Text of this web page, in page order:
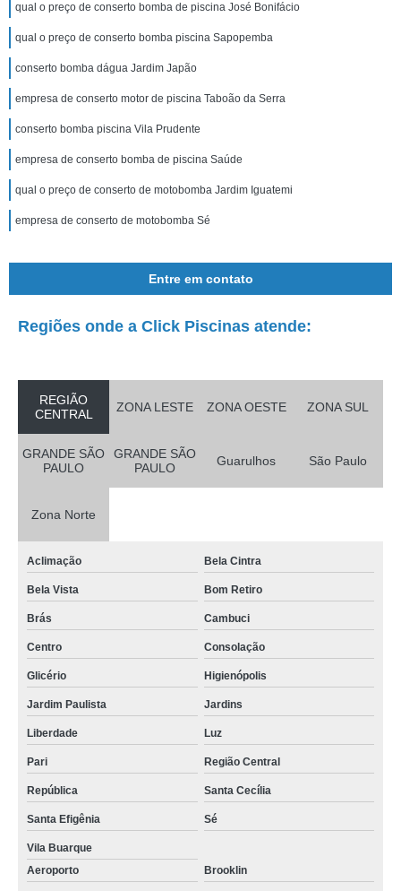
qual o preço de conserto bomba de piscina José Bonifácio
qual o preço de conserto bomba piscina Sapopemba
conserto bomba dágua Jardim Japão
empresa de conserto motor de piscina Taboão da Serra
conserto bomba piscina Vila Prudente
empresa de conserto bomba de piscina Saúde
qual o preço de conserto de motobomba Jardim Iguatemi
empresa de conserto de motobomba Sé
Entre em contato
Regiões onde a Click Piscinas atende:
REGIÃO
CENTRAL
ZONA LESTE ZONA OESTE ZONA SUL
GRANDE SÃO
PAULO
GRANDE SÃO
PAULO
Guarulhos São Paulo
Zona Norte
Aclimação Bela Cintra
Bela Vista Bom Retiro
Brás Cambuci
Centro Consolação
Glicério Higienópolis
Jardim Paulista Jardins
Liberdade Luz
Pari Região Central
República Santa Cecília
Santa Efigênia Sé
Vila Buarque
Aeroporto
Brooklin